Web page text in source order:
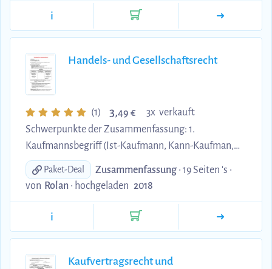
Handelsregistereintrages bearbeitet werden.
Zeitumfang: 90 Min Lösungen sind nach der
i
Handels- und Gesellschaftsrecht
(1) 3,49 €
3x verkauft
Schwerpunkte der Zusammenfassung: 1.
Kaufmannsbegriff (Ist-Kaufmann, Kann-Kaufman,
Form-Kaufmann und Fiktiv-Kaufmann) 2.
Handelsregister (Funktion, eintragungspflichtige
Rechtsgeschäfte, positive und negative
Publizitätswirkung mit Anwendungsfall) 3.
Firmenrecht (Anforderungen an einen
Eintritt weiterer Personen bei Einzelunternehmen,
Paket-Deal Zusammenfassung • 19 Seiten 's •
von Rolan • hochgeladen 2018
i
Kaufvertragsrecht und